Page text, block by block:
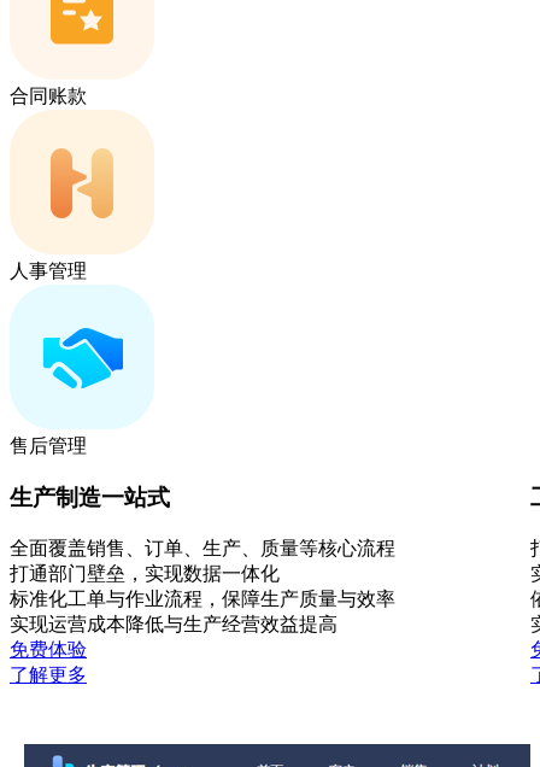
合同账款
人事管理
售后管理
生产制造一站式
全面覆盖销售、订单、生产、质量等核心流程
打通部门壁垒，实现数据一体化
标准化工单与作业流程，保障生产质量与效率
实现运营成本降低与生产经营效益提高
免费体验
了解更多